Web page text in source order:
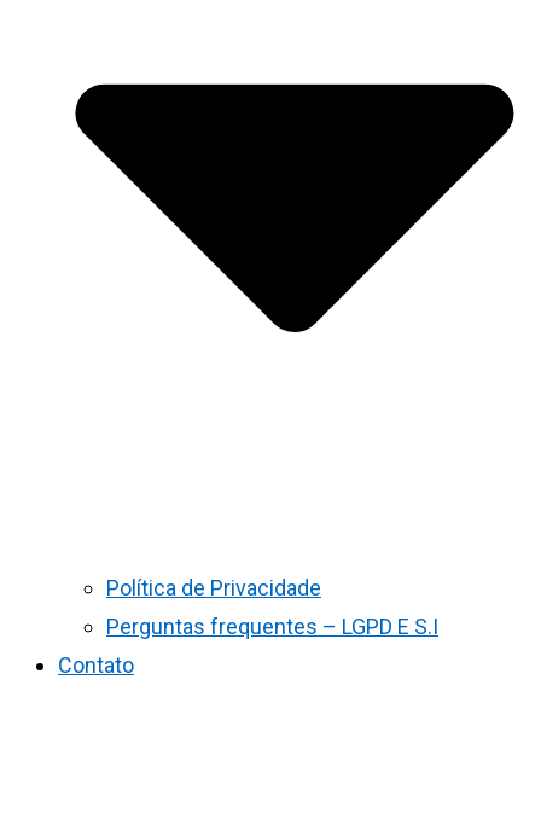
Política de Privacidade
Perguntas frequentes – LGPD E S.I
Contato